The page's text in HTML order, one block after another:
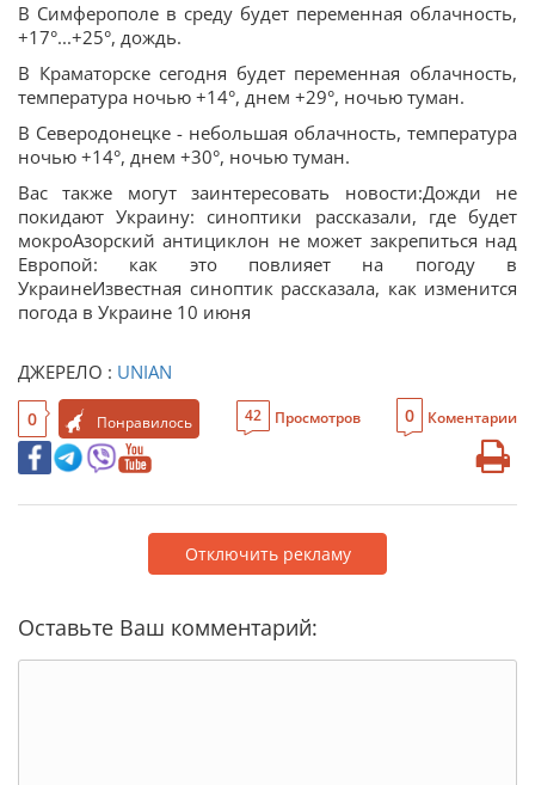
В Симферополе в среду будет переменная облачность,
+17°...+25°, дождь.
В Краматорске сегодня будет переменная облачность,
температура ночью +14°, днем +29°, ночью туман.
В Северодонецке - небольшая облачность, температура
ночью +14°, днем +30°, ночью туман.
Вас также могут заинтересовать новости:Дожди не
покидают Украину: синоптики рассказали, где будет
мокроАзорский антициклон не может закрепиться над
Европой: как это повлияет на погоду в
УкраинеИзвестная синоптик рассказала, как изменится
погода в Украине 10 июня
ДЖЕРЕЛО : UNIAN
0 Понравилось 42 Просмотров 0 Коментарии
Отключить рекламу
Оставьте Ваш комментарий: